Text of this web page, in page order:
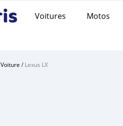
Voitures Motos
Voiture /Lexus LX